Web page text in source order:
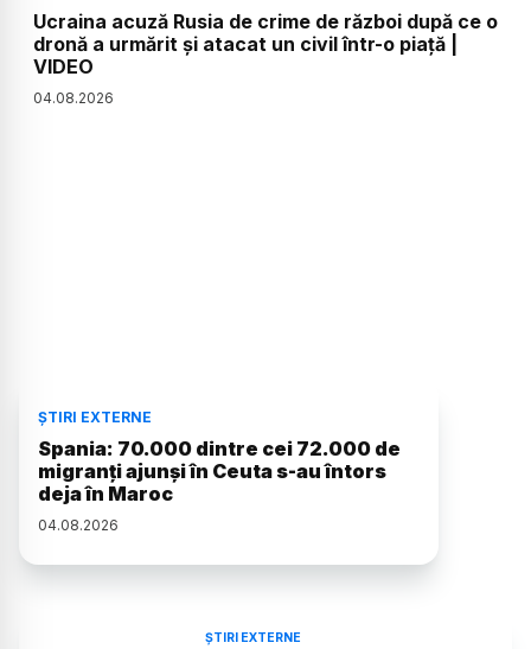
Ucraina acuză Rusia de crime de război după ce o
dronă a urmărit și atacat un civil într-o piață |
VIDEO
04.08.2026
ȘTIRI EXTERNE
Spania: 70.000 dintre cei 72.000 de
migranți ajunși în Ceuta s-au întors
deja în Maroc
04.08.2026
ȘTIRI EXTERNE